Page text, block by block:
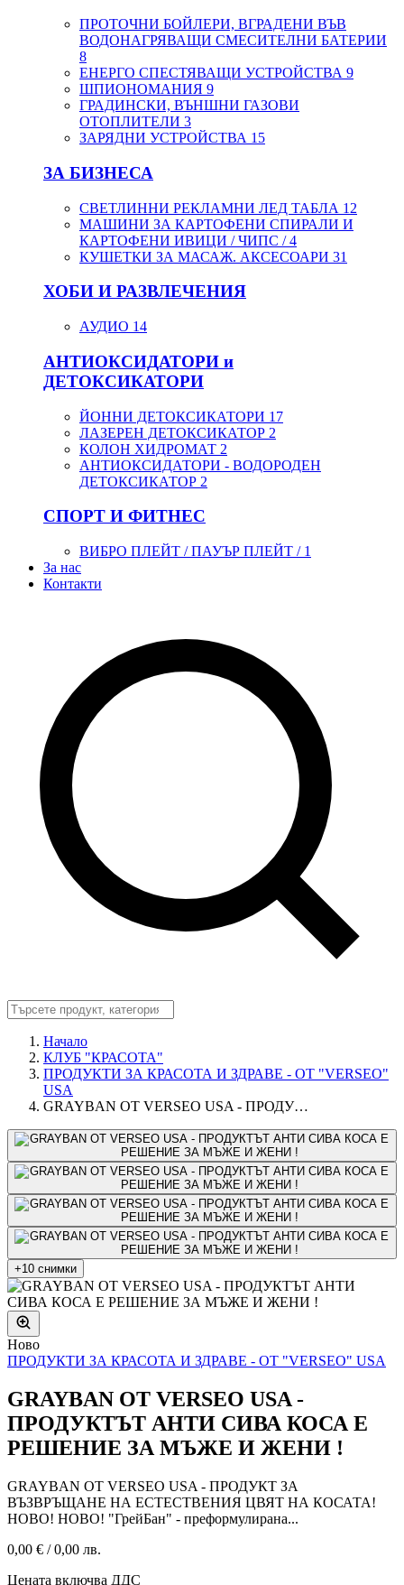
ПРОТОЧНИ БОЙЛЕРИ, ВГРАДЕНИ ВЪВ
ВОДОНАГРЯВАЩИ СМЕСИТЕЛНИ БАТЕРИИ
8
ЕНЕРГО СПЕСТЯВАЩИ УСТРОЙСТВА 9
ШПИОНОМАНИЯ 9
ГРАДИНСКИ, ВЪНШНИ ГАЗОВИ
ОТОПЛИТЕЛИ 3
ЗАРЯДНИ УСТРОЙСТВА 15
ЗА БИЗНЕСА
СВЕТЛИННИ РЕКЛАМНИ ЛЕД ТАБЛА 12
МАШИНИ ЗА КАРТОФЕНИ СПИРАЛИ И
КАРТОФЕНИ ИВИЦИ / ЧИПС /4
КУШЕТКИ ЗА МАСАЖ. АКСЕСОАРИ 31
ХОБИ И РАЗВЛЕЧЕНИЯ
АУДИО 14
АНТИОКСИДАТОРИ и
ДЕТОКСИКАТОРИ
ЙОННИ ДЕТОКСИКАТОРИ 17
ЛАЗЕРЕН ДЕТОКСИКАТОР 2
КОЛОН ХИДРОМАТ 2
АНТИОКСИДАТОРИ - ВОДОРОДЕН
ДЕТОКСИКАТОР 2
СПОРТ И ФИТНЕС
ВИБРО ПЛЕЙТ / ПАУЪР ПЛЕЙТ / 1
За нас
Контакти
Начало
КЛУБ "КРАСОТА"
ПРОДУКТИ ЗА КРАСОТА И ЗДРАВЕ - ОТ "VERSEO"
USA
GRAYBAN ОТ VERSEO USA - ПРОДУ…
+10 снимки
Ново
ПРОДУКТИ ЗА КРАСОТА И ЗДРАВЕ - ОТ "VERSEO" USA
GRAYBAN ОТ VERSEO USA -
ПРОДУКТЪТ АНТИ СИВА КОСА Е
РЕШЕНИЕ ЗА МЪЖЕ И ЖЕНИ !
GRAYBAN ОТ VERSEO USA - ПРОДУКТ ЗА
ВЪЗВРЪЩАНЕ НА ЕСТЕСТВЕНИЯ ЦВЯТ НА КОСАТА!
НОВО! НОВО! "ГрейБан" - преформулирана...
0,00 € / 0,00 лв.
Цената включва ДДС